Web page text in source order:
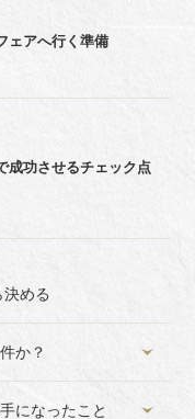
ェアへ行く準備
成功させるチェック点
める
か？
になったこと